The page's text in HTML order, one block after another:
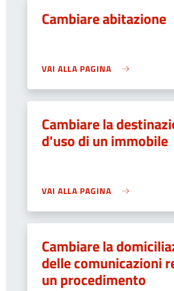
Cambiare abitazione
VAI ALLA PAGINA
Cambiare la
d'uso di un immobile
VAI ALLA PAGINA
Cambiare la
delle comunicazioni
un procedimento